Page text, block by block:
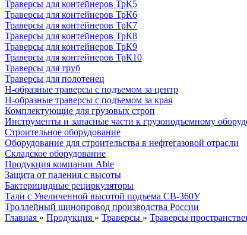
Траверсы для контейнеров ТрК5
Траверсы для контейнеров ТрК6
Траверсы для контейнеров ТрК7
Траверсы для контейнеров ТрК8
Траверсы для контейнеров ТрК9
Траверсы для контейнеров ТрК10
Траверсы для труб
Траверсы для полотенец
Н-образные траверсы с подъемом за центр
Н-образные траверсы с подъемом за края
Комплектующие для грузовых строп
Инструменты и запасные части к грузоподъемному
Строительное оборудование
Оборудование для строительства в нефтегазовой отрасли
Складское оборудование
Продукция компании Able
Защита от падения с высоты
Бактерицидные рециркуляторы
Тали с Увеличенной высотой подъема СВ-360У
Троллейный шинопровод производства России
Главная » Продукция » Траверсы » Траверсы